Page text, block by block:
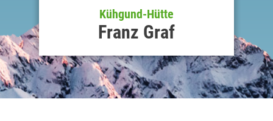
Kühgund-Hütte
Franz Graf